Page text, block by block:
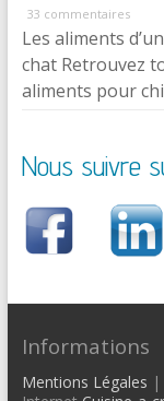
33 commentaires
Les aliments
chat Retrouvez
aliments pour
Nous suivre
Informations
Mentions Légales |